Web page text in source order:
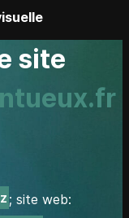
site
; site web: